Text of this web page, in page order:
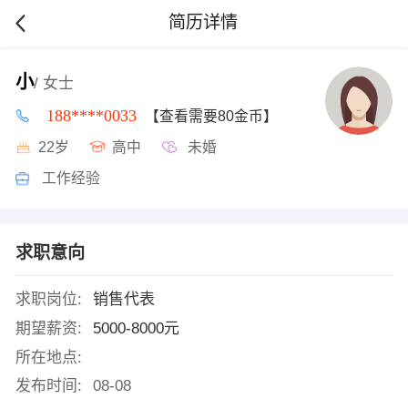
简历详情
小/ 女士
188****0033 【查看需要80金币】
22岁 高中 未婚
工作经验
求职意向
求职岗位:
销售代表
期望薪资:
5000-8000元
所在地点:
发布时间:
08-08